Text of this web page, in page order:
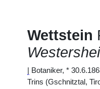
Wettstein
Botaniker, *
Trins (Gschnitztal,